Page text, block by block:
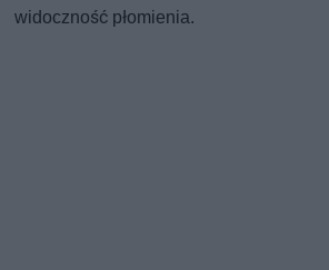
widoczność płomienia.